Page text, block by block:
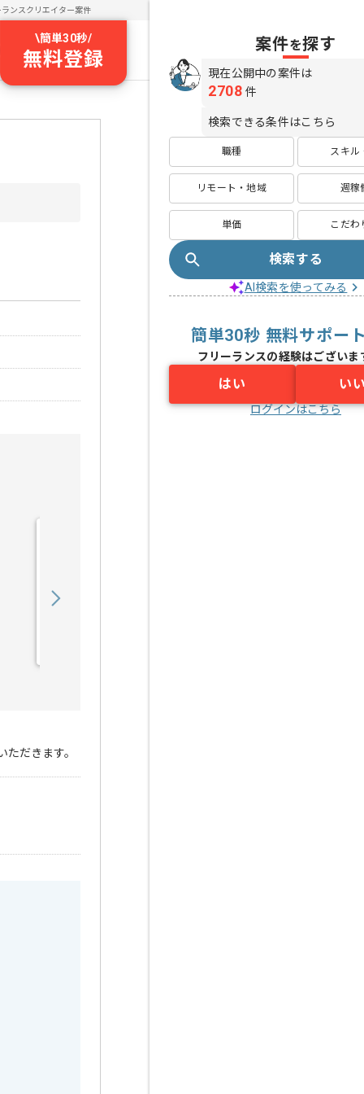
ランスクリエイター案件
\簡単30秒/
無料登録
だきます。
案件を探す
現在公開中の案件は
2708 件
検索できる条件はこちら
職種 スキル
リモート・地域 週稼
単価 こだわ
検索する
AI検索を使ってみる
簡単30秒 無料サポー
フリーランスの経験はございま
はい い
ログインはこちら